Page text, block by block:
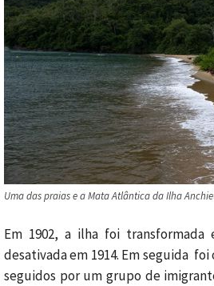
Uma das praias e a Mata Atlântica da Ilha
Em 1902, a ilha foi transformada
desativada em 1914. Em seguida
seguidos por um grupo de